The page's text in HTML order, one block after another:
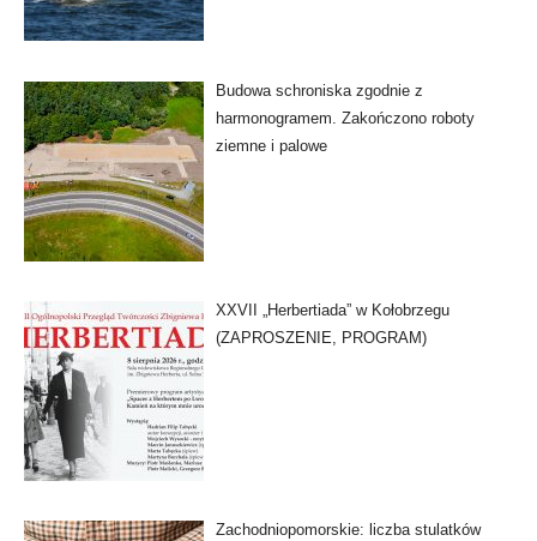
Budowa schroniska zgodnie z
harmonogramem. Zakończono roboty
ziemne i palowe
XXVII „Herbertiada” w Kołobrzegu
(ZAPROSZENIE, PROGRAM)
Zachodniopomorskie: liczba stulatków